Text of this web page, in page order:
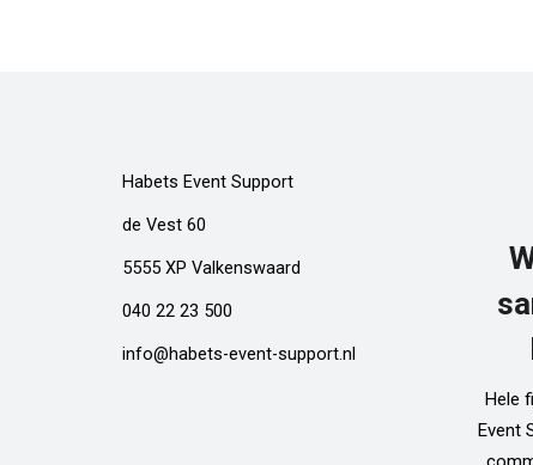
Habets Event Support
de Vest 60
5555 XP Valkenswaard
040 22 23 500
info@habets-event-support.nl
Hele
Event